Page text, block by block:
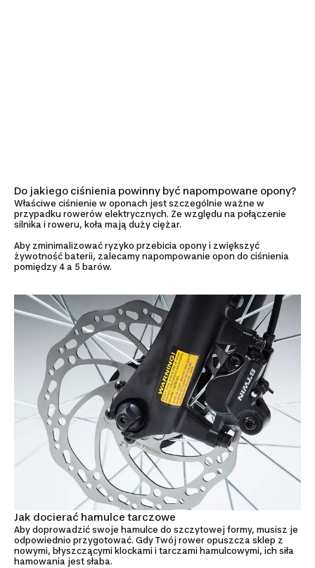
Do jakiego ciśnienia powinny być napompowane opony?
Właściwe ciśnienie w oponach jest szczególnie ważne w
przypadku rowerów elektrycznych. Ze względu na połączenie
silnika i roweru, koła mają duży ciężar.
Aby zminimalizować ryzyko przebicia opony i zwiększyć
żywotność baterii, zalecamy napompowanie opon do ciśnienia
pomiędzy 4 a 5 barów.
Jak docierać hamulce tarczowe
Aby doprowadzić swoje hamulce do szczytowej formy, musisz je
odpowiednio przygotować. Gdy Twój rower opuszcza sklep z
nowymi, błyszczącymi klockami i tarczami hamulcowymi, ich siła
hamowania jest słaba.